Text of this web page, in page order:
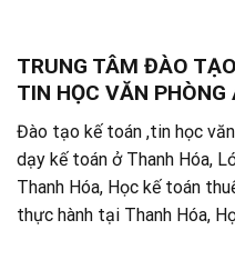
TRUNG TÂM ĐÀO
TIN HỌC VĂN PHÒNG
Đào tạo kế toán ,tin học
dạy kế toán ở Thanh Hóa,
Thanh Hóa, Học kế toán
thực hành tại Thanh Hóa,